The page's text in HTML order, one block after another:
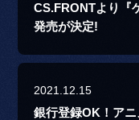
CS.FRONTより『
発売が決定!
2021.12.15
銀行登録OK！ア